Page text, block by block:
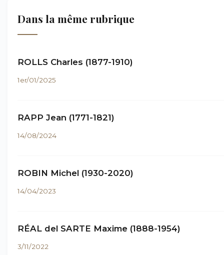
Dans la même rubrique
ROLLS Charles (1877-1910)
1er/01/2025
RAPP Jean (1771-1821)
14/08/2024
ROBIN Michel (1930-2020)
14/04/2023
RÉAL del SARTE Maxime (1888-1954)
3/11/2022